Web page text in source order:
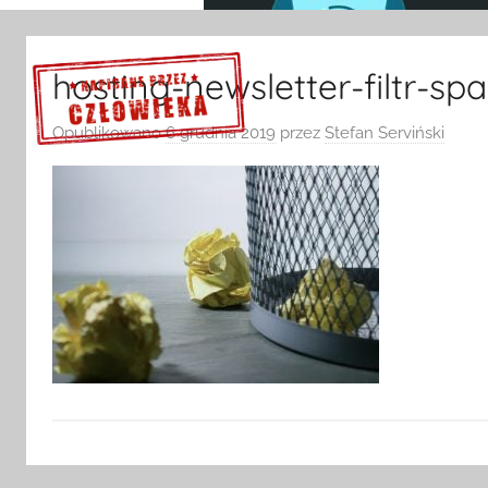
hosting-newsletter-filtr-
Opublikowano6 grudnia 2019 przez Stefan Serviński